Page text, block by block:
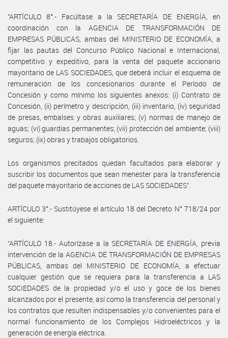
“ARTÍCULO 8°.- Facúltase a la SECRETARÍA DE ENERGÍA, en
coordinación con la AGENCIA DE TRANSFORMACIÓN DE
EMPRESAS PÚBLICAS, ambas del MINISTERIO DE ECONOMÍA, a
fijar las pautas del Concurso Público Nacional e Internacional,
competitivo y expeditivo, para la venta del paquete accionario
mayoritario de LAS SOCIEDADES, que deberá incluir el esquema de
remuneración de los concesionarios durante el Período de
Concesión y como mínimo los siguientes anexos: (i) Contrato de
Concesión, (ii) perímetro y descripción, (iii) inventario, (iv) seguridad
de presas, embalses y obras auxiliares; (v) normas de manejo de
aguas; (vi) guardias permanentes; (vii) protección del ambiente; (viii)
seguros; (ix) obras y trabajos obligatorios.
Los organismos precitados quedan facultados para elaborar y
suscribir los documentos que sean menester para la transferencia
del paquete mayoritario de acciones de LAS SOCIEDADES”.
ARTÍCULO 3°.- Sustitúyese el artículo 18 del Decreto N° 718/24 por
el siguiente:
“ARTÍCULO 18.- Autorízase a la SECRETARÍA DE ENERGÍA, previa
intervención de la AGENCIA DE TRANSFORMACIÓN DE EMPRESAS
PÚBLICAS, ambas del MINISTERIO DE ECONOMÍA, a efectuar
cualquier gestión que se requiera para la transferencia a LAS
SOCIEDADES de la propiedad y/o el uso y goce de los bienes
alcanzados por el presente, así como la transferencia del personal y
los contratos que resulten indispensables y/o convenientes para el
normal funcionamiento de los Complejos Hidroeléctricos y la
generación de energía eléctrica.